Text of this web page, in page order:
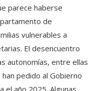
parece haberse
de
vulnerables a
El desencuentro
autonomías, entre ellas
pedido al Gobierno